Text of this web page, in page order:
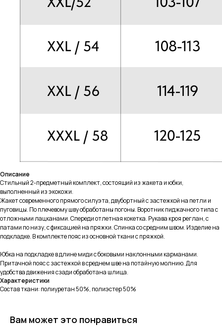
Описание
Стильный 2-предметный комплект, состоящий из жакета и юбки,
выполненный из экокожи.
Жакет современного прямого силуэта, двубортный с застежкой на петли и
пуговицы. По плечевому шву обработаны погоны. Воротник пиджачного типа с
отложными лацканами. Спереди отлетная кокетка. Рукава кроя реглан, с
патами по низу, с фиксацией на пряжки. Спинка со средним швом. Изделие на
подкладке. В комплекте пояс из основной ткани с пряжкой.
Юбка на подкладке в длине миди с боковыми наклонными карманами.
Притачной пояс с застежкой в среднем шве на потайную молнию. Для
удобства движения сзади обработана шлица.
Характеристики
Состав ткани: полиуретан 50%, полиэстер 50%
Вам может это понравиться